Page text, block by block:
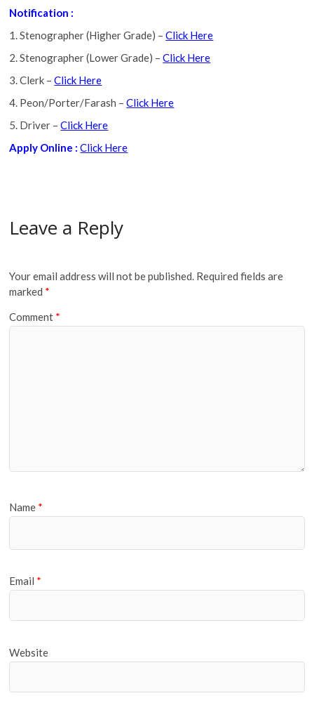
Notification :
1. Stenographer (Higher Grade) –Click Here
2. Stenographer (Lower Grade) –Click Here
3. Clerk –Click Here
4. Peon/Porter/Farash –Click Here
5. Driver –Click Here
Apply Online :Click Here
Leave a Reply
Your email address will not be published. Required fields are
marked *
Comment *
Name *
Email *
Website